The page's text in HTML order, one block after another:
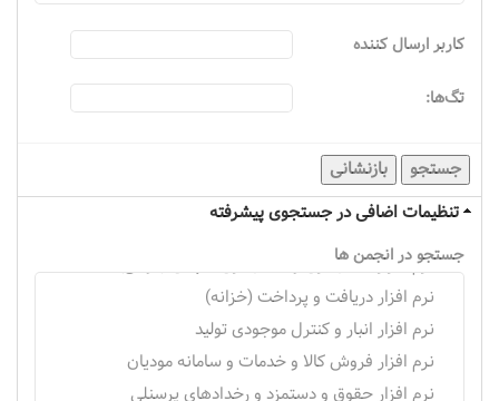
كاربر ارسال كننده
تگ‌ها:
جستجو
بازنشانی
تنظیمات اضافی در جستجوی پیشرفته
جستجو در انجمن ها